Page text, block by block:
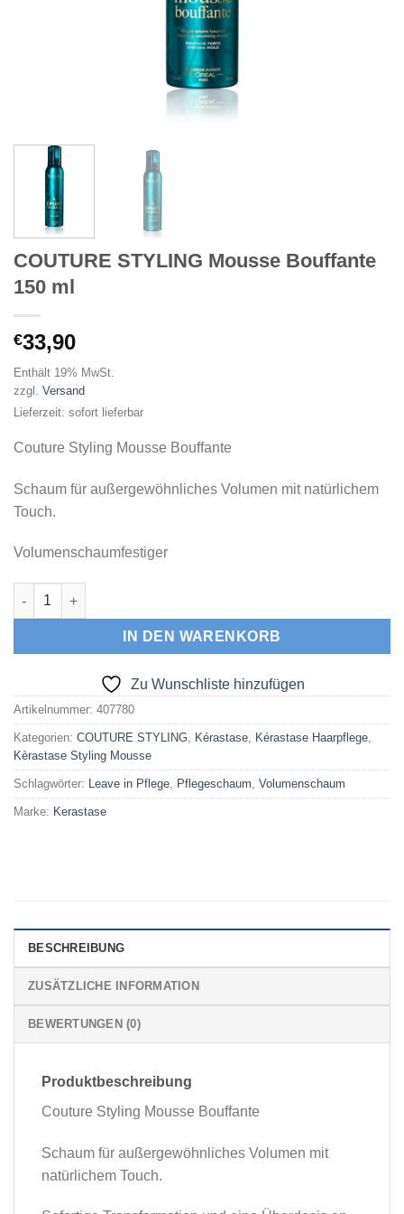
COUTURE STYLING Mousse Bouffante
150 ml
€33,90
Enthält 19% MwSt.
zzgl. Versand
Lieferzeit: sofort lieferbar
Couture Styling Mousse Bouffante
Schaum für außergewöhnliches Volumen mit natürlichem
Touch.
Volumenschaumfestiger
COUTURE STYLING Mousse Bouffante 150 ml Menge
IN DEN WARENKORB
Zu Wunschliste hinzufügen
Artikelnummer: 407780
Kategorien: COUTURE STYLING, Kérastase, Kérastase Haarpflege,
Kèrastase Styling Mousse
Schlagwörter: Leave in Pflege, Pflegeschaum, Volumenschaum
Marke: Kerastase
BESCHREIBUNG
ZUSÄTZLICHE INFORMATION
BEWERTUNGEN (0)
Produktbeschreibung
Couture Styling Mousse Bouffante
Schaum für außergewöhnliches Volumen mit
natürlichem Touch.